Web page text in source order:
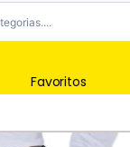
Favoritos